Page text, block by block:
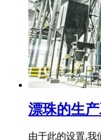
漂珠的生
由于此的设置,我